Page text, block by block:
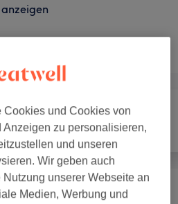
Massage Körper
Bis 18 Uhr (ab
und Cookies von
Anzeigen zu personalisieren,
und unseren
Wir geben auch
unserer Webseite an
Medien, Werbung und